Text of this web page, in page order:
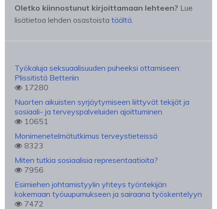
Oletko kiinnostunut kirjoittamaan lehteen? Lue
lisätietoa lehden osastoista täältä.
Työkaluja seksuaalisuuden puheeksi ottamiseen:
Plissitistä Betteriin
17280
Nuorten aikuisten syrjäytymiseen liittyvät tekijät ja
sosiaali- ja terveyspalveluiden ajoittuminen
10651
Monimenetelmätutkimus terveystieteissä
8323
Miten tutkia sosiaalisia representaatioita?
7956
Esimiehen johtamistyylin yhteys työntekijän
kokemaan työuupumukseen ja sairaana työskentelyyn
7472